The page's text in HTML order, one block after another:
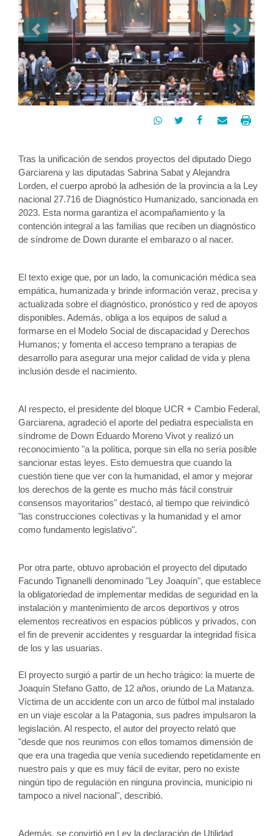
Previous Next
   
Tras la unificación de sendos proyectos del diputado Diego
Garciarena y las diputadas Sabrina Sabat y Alejandra
Lorden, el cuerpo aprobó la adhesión de la provincia a la Ley
nacional 27.716 de Diagnóstico Humanizado, sancionada en
2023. Esta norma garantiza el acompañamiento y la
contención integral a las familias que reciben un diagnóstico
de síndrome de Down durante el embarazo o al nacer.
El texto exige que, por un lado, la comunicación médica sea
empática, humanizada y brinde información veraz, precisa y
actualizada sobre el diagnóstico, pronóstico y red de apoyos
disponibles. Además, obliga a los equipos de salud a
formarse en el Modelo Social de discapacidad y Derechos
Humanos; y fomenta el acceso temprano a terapias de
desarrollo para asegurar una mejor calidad de vida y plena
inclusión desde el nacimiento.
Al respecto, el presidente del bloque UCR + Cambio Federal,
Garciarena, agradeció el aporte del pediatra especialista en
síndrome de Down Eduardo Moreno Vivot y realizó un
reconocimiento "a la política, porque sin ella no sería posible
sancionar estas leyes. Esto demuestra que cuando la
cuestión tiene que ver con la humanidad, el amor y mejorar
los derechos de la gente es mucho más fácil construir
consensos mayoritarios" destacó, al tiempo que reivindicó
"las construcciones colectivas y la humanidad y el amor
como fundamento legislativo".
Por otra parte, obtuvo aprobación el proyecto del diputado
Facundo Tignanelli denominado "Ley Joaquín", que establece
la obligatoriedad de implementar medidas de seguridad en la
instalación y mantenimiento de arcos deportivos y otros
elementos recreativos en espacios públicos y privados, con
el fin de prevenir accidentes y resguardar la integridad física
de los y las usuarias.
El proyecto surgió a partir de un hecho trágico: la muerte de
Joaquín Stefano Gatto, de 12 años, oriundo de La Matanza.
Víctima de un accidente con un arco de fútbol mal instalado
en un viaje escolar a la Patagonia, sus padres impulsaron la
legislación. Al respecto, el autor del proyecto relató que
"desde que nos reunimos con ellos tomamos dimensión de
que era una tragedia que venía sucediendo repetidamente en
nuestro país y que es muy fácil de evitar, pero no existe
ningún tipo de regulación en ninguna provincia, municipio ni
tampoco a nivel nacional", describió.
Además, se convirtió en Ley la declaración de Utilidad